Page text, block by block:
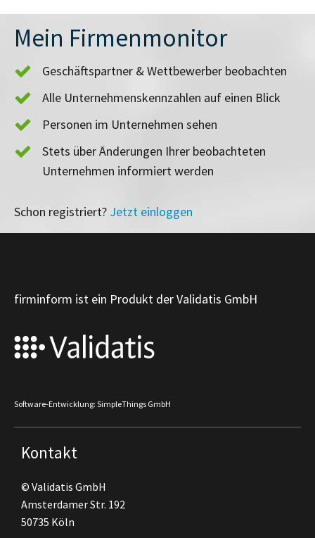
Mein Firmenmonitor
Geschäftspartner & Wettbewerber beobachten
Alle Unternehmenskennzahlen auf einen Blick
Personen im Unternehmen sehen
Stets über Änderungen Ihrer beobachteten
Unternehmen informiert werden
Schon registriert? Jetzt einloggen
firminform ist ein Produkt der Validatis GmbH
Software-Entwicklung: SimpleThings GmbH
Kontakt
© Validatis GmbH
Amsterdamer Str. 192
50735 Köln